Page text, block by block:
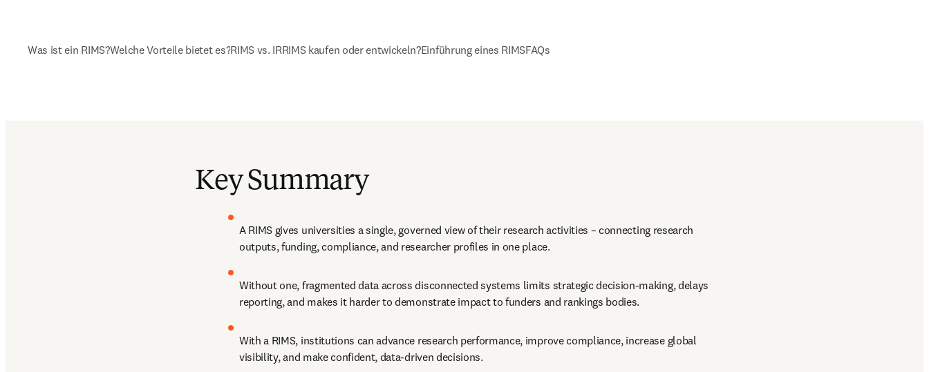
Was ist ein RIMS?Welche Vorteile bietet es?RIMS vs. IRRIMS kaufen oder entwickeln?Einführung eines RIMSFAQs
Key Summary
A RIMS gives universities a single, governed view of their research activities – connecting research
outputs, funding, compliance, and researcher profiles in one place.
Without one, fragmented data across disconnected systems limits strategic decision-making, delays
reporting, and makes it harder to demonstrate impact to funders and rankings bodies.
With a RIMS, institutions can advance research performance, improve compliance, increase global
visibility, and make confident, data-driven decisions.